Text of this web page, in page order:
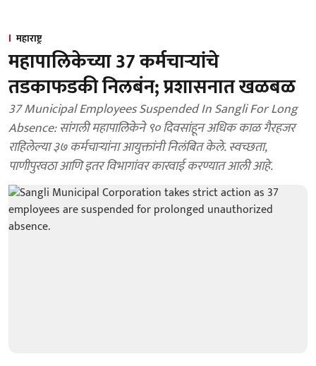
महाराष्ट्र
महापालिकेच्या 37 कर्मचाऱ्यांचे
तडकाफडकी निलबंन; प्रशासनात खळबळ
37 Municipal Employees Suspended In Sangli For Long
Absence: सांगली महापालिकेने ९० दिवसांहून अधिक काळ गैरहजर
राहिलेल्या ३७ कर्मचाऱ्यांना आयुक्तांनी निलंबित केले. स्वच्छता,
पाणीपुरवठा आणि इतर विभागांवर कारवाई करण्यात आली आहे.